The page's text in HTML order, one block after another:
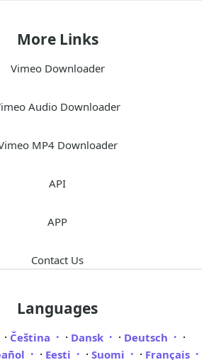
More Links
Vimeo Downloader
Audio Downloader
MP4 Downloader
API
APP
Contact Us
Languages
· Čeština · Dansk · Deutsch ·
· Eesti · Suomi · Français